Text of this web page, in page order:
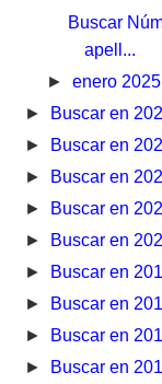
Buscar
apell...
► enero 2025
► Buscar en
► Buscar en
► Buscar en
► Buscar en
► Buscar en
► Buscar en
► Buscar en
► Buscar en
► Buscar en